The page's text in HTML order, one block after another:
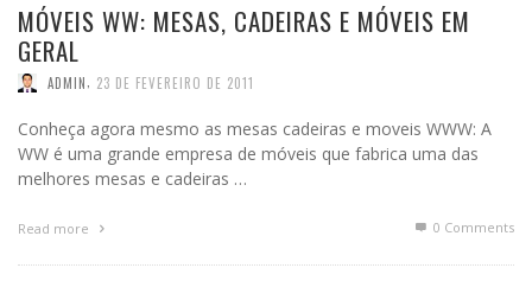
MÓVEIS WW: MESAS, CADEIRAS E MÓVEIS EM
GERAL
ADMIN 23 DE FEVEREIRO DE 2011
Conheça agora mesmo as mesas cadeiras e moveis WWW: A
WW é uma grande empresa de móveis que fabrica uma das
melhores mesas e cadeiras …
Read more 0 Comments